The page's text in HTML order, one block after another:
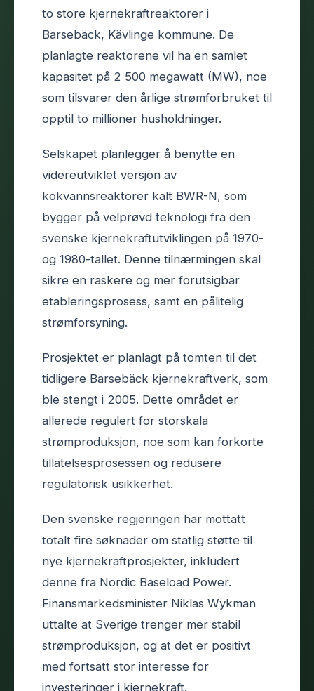
to store kjernekraftreaktorer i
Barsebäck, Kävlinge kommune. De
planlagte reaktorene vil ha en samlet
kapasitet på 2 500 megawatt (MW), noe
som tilsvarer den årlige strømforbruket til
opptil to millioner husholdninger.
Selskapet planlegger å benytte en
videreutviklet versjon av
kokvannsreaktorer kalt BWR-N, som
bygger på velprøvd teknologi fra den
svenske kjernekraftutviklingen på 1970-
og 1980-tallet. Denne tilnærmingen skal
sikre en raskere og mer forutsigbar
etableringsprosess, samt en pålitelig
strømforsyning.
Prosjektet er planlagt på tomten til det
tidligere Barsebäck kjernekraftverk, som
ble stengt i 2005. Dette området er
allerede regulert for storskala
strømproduksjon, noe som kan forkorte
tillatelsesprosessen og redusere
regulatorisk usikkerhet.
Den svenske regjeringen har mottatt
totalt fire søknader om statlig støtte til
nye kjernekraftprosjekter, inkludert
denne fra Nordic Baseload Power.
Finansmarkedsminister Niklas Wykman
uttalte at Sverige trenger mer stabil
strømproduksjon, og at det er positivt
med fortsatt stor interesse for
investeringer i kjernekraft.